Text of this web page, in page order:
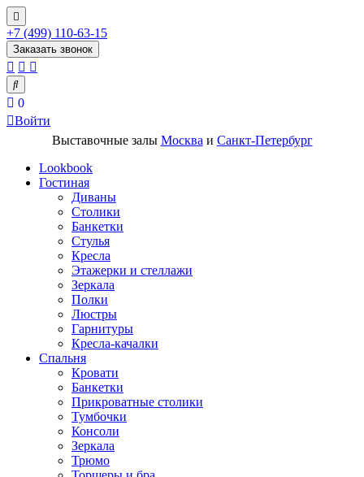
+7 (499) 110-63-15
Заказать звонок
0
Войти
Выставочные залы Москва и Санкт-Петербург
Lookbook
Гостиная
Диваны
Столики
Банкетки
Стулья
Кресла
Этажерки и стеллажи
Зеркала
Полки
Люстры
Гарнитуры
Кресла-качалки
Спальня
Кровати
Банкетки
Прикроватные столики
Тумбочки
Консоли
Зеркала
Трюмо